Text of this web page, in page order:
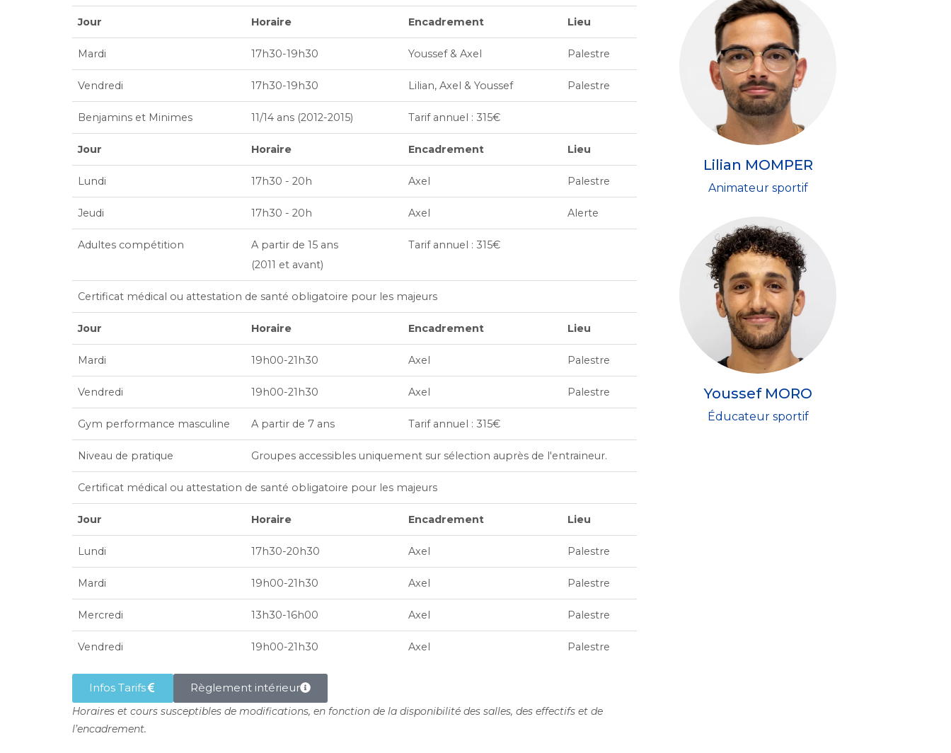
Jour Horaire Encadrement Lieu
Mardi 17h30-19h30 Youssef & Axel Palestre
Vendredi 17h30-19h30 Lilian, Axel & Youssef Palestre
Benjamins et Minimes 11/14 ans (2012-2015) Tarif annuel : 315€
Jour Horaire Encadrement Lieu
Lundi 17h30 - 20h Axel Palestre
Jeudi 17h30 - 20h Axel Alerte
Adultes compétition
A partir de 15 ans
(2011 et avant)
Tarif annuel : 315€
Certificat médical ou attestation de santé obligatoire pour les majeurs
Jour Horaire Encadrement Lieu
Mardi 19h00-21h30 Axel Palestre
Vendredi 19h00-21h30 Axel Palestre
Gym performance masculine A partir de 7 ans Tarif annuel : 315€
Niveau de pratique Groupes accessibles uniquement sur sélection auprès de l'entraineur.
Certificat médical ou attestation de santé obligatoire pour les majeurs
Jour Horaire Encadrement Lieu
Lundi 17h30-20h30 Axel Palestre
Mardi 19h00-21h30 Axel Palestre
Mercredi 13h30-16h00 Axel Palestre
Vendredi 19h00-21h30 Axel Palestre
Infos Tarifs Règlement intérieur
Horaires et cours susceptibles de modifications, en fonction de la disponibilité des salles, des effectifs et de
l’encadrement.
Lilian MOMPER
Animateur sportif
Youssef MORO
Éducateur sportif